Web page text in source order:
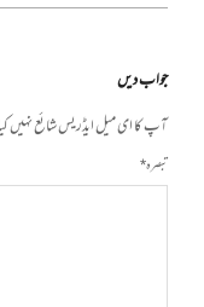
جواب دیں
آپ کا ای میل ایڈریس شائع نہیں
تبصرہ*